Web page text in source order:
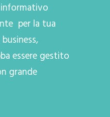
per la tua
essere gestito
grande